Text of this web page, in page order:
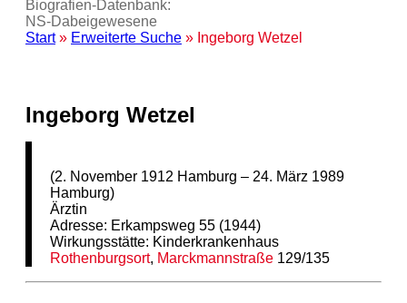
Biografien-Datenbank:
NS‑Dabeigewesene
Start» Erweiterte Suche » Ingeborg Wetzel
Ingeborg Wetzel
(2. November 1912 Hamburg – 24. März 1989
Hamburg)
Ärztin
Adresse: Erkampsweg 55 (1944)
Wirkungsstätte: Kinderkrankenhaus
Rothenburgsort, Marckmannstraße 129/135